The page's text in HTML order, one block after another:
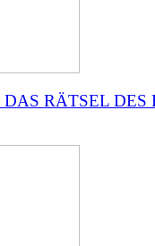
DAS RÄTSEL DES